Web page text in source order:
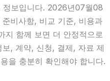
정보입니다. 2026년07월08
비사항, 비교 기준, 비용과
지 함께 보면 더 안정적으로
, 계약, 신청, 결제, 자료 제
을 충분히 확인해야 합니다.